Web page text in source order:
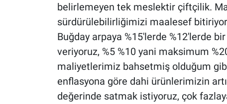
belirlemeyen tek meslektir çiftçilik.
sürdürülebilirliğimizi maalesef
Buğday arpaya %15'lerde %12'lerde
veriyoruz, %5 %10 yani maksimum
maliyetlerimiz bahsetmiş olduğum
enflasyona göre dahi ürünlerimizin
değerinde satmak istiyoruz, çok